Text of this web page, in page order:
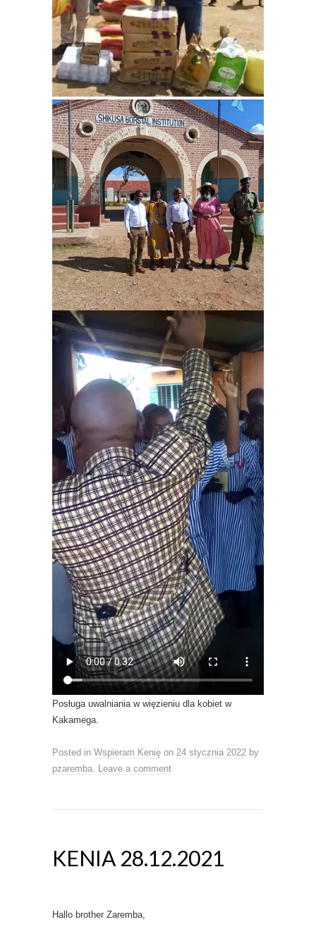
Posługa uwalniania w więzieniu dla kobiet w
Kakamega.
Posted in Wspieram Kenię on 24 stycznia 2022 by
pzaremba
Leave a comment
KENIA 28.12.2021
Hallo brother Zaremba,